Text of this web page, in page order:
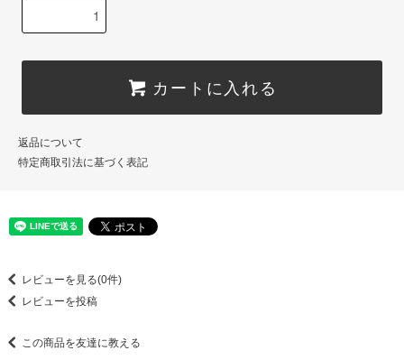
カートに入れる
返品について
特定商取引法に基づく表記
レビューを見る(0件)
レビューを投稿
この商品を友達に教える